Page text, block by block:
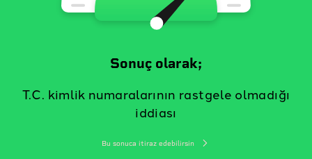
Sonuç olarak;
T.C. kimlik numaralarının rastgele olmadığı
iddiası
Bu sonuca itiraz edebilirsin